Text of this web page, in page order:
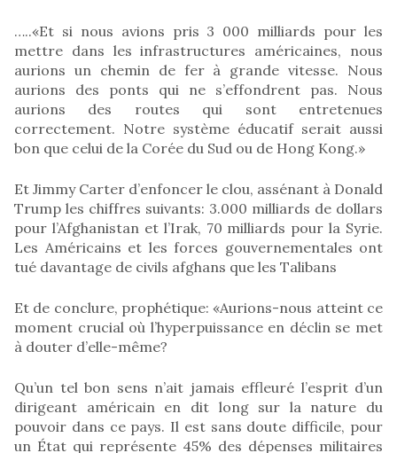
…..«Et si nous avions pris 3 000 milliards pour les
mettre dans les infrastructures américaines, nous
aurions un chemin de fer à grande vitesse. Nous
aurions des ponts qui ne s’effondrent pas. Nous
aurions des routes qui sont entretenues
correctement. Notre système éducatif serait aussi
bon que celui de la Corée du Sud ou de Hong Kong.»
Et Jimmy Carter d’enfoncer le clou, assénant à Donald
Trump les chiffres suivants: 3.000 milliards de dollars
pour l’Afghanistan et l’Irak, 70 milliards pour la Syrie.
Les Américains et les forces gouvernementales ont
tué davantage de civils afghans que les Talibans
Et de conclure, prophétique: «Aurions-nous atteint ce
moment crucial où l’hyperpuissance en déclin se met
à douter d’elle-même?
Qu’un tel bon sens n’ait jamais effleuré l’esprit d’un
dirigeant américain en dit long sur la nature du
pouvoir dans ce pays. Il est sans doute difficile, pour
un État qui représente 45% des dépenses militaires